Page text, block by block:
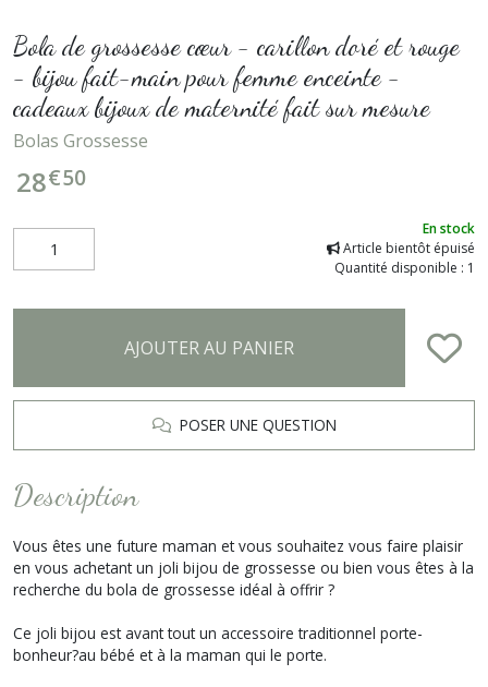
Bola de grossesse cœur - carillon doré et rouge
- bijou fait-main pour femme enceinte -
cadeaux bijoux de maternité fait sur mesure
Bolas Grossesse
28€50
En stock
Article bientôt épuisé
Quantité disponible : 1
AJOUTER AU PANIER
POSER UNE QUESTION
Description
Vous êtes une future maman et vous souhaitez vous faire plaisir
en vous achetant un joli bijou de grossesse ou bien vous êtes à la
recherche du bola de grossesse idéal à offrir ?
Ce joli bijou est avant tout un accessoire traditionnel porte-
bonheur?au bébé et à la maman qui le porte.